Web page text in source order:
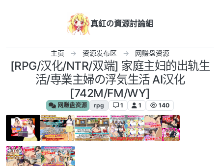
真紅の資源討論組
主页 资源发布区 网赚盘资源
[RPG/汉化/NTR/双端] 家庭主妇的出轨生
活/専業主婦の浮気生活 AI汉化
[742M/FM/WY]
网赚盘资源 rpg 1 1 140